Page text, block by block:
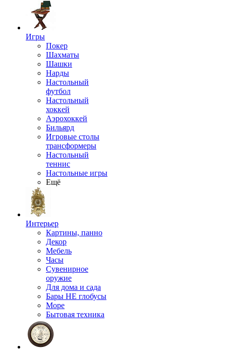
Игры
Покер
Шахматы
Шашки
Нарды
Настольный
футбол
Настольный
хоккей
Аэрохоккей
Бильярд
Игровые столы
трансформеры
Настольный
теннис
Настольные игры
Ещё
Интерьер
Картины, панно
Декор
Мебель
Часы
Сувенирное
оружие
Для дома и сада
Бары НЕ глобусы
Море
Бытовая техника